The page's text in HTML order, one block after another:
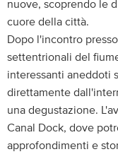
nuove, scoprendo le
cuore della città.
Dopo l'incontro
settentrionali del
interessanti aneddoti
direttamente
una degustazione.
Canal Dock, dove
approfondimenti e